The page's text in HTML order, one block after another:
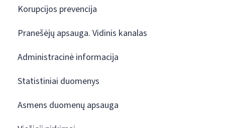
Korupcijos prevencija
Pranešėjų apsauga. Vidinis kanalas
Administracinė informacija
Statistiniai duomenys
Asmens duomenų apsauga